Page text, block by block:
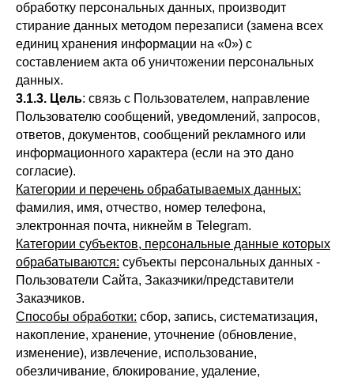
обработку персональных данных, производит
стирание данных методом перезаписи (замена всех
единиц хранения информации на «0») с
составлением акта об уничтожении персональных
данных.
3.1.3. Цель: связь с Пользователем, направление
Пользователю сообщений, уведомлений, запросов,
ответов, документов, сообщений рекламного или
информационного характера (если на это дано
согласие).
Категории и перечень обрабатываемых данных:
фамилия, имя, отчество, номер телефона,
электронная почта, никнейм в Telegram.
Категории субъектов, персональные данные которых
обрабатываются: субъекты персональных данных -
Пользователи Сайта, Заказчики/представители
Заказчиков.
Способы обработки: сбор, запись, систематизация,
накопление, хранение, уточнение (обновление,
изменение), извлечение, использование,
обезличивание, блокирование, удаление,